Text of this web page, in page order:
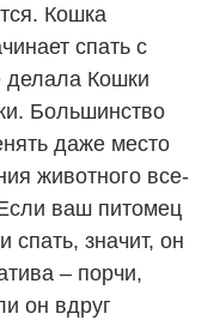
Кошка
спать с
делала Кошки
Большинство
даже место
животного все-
ваш питомец
спать, значит, он
– порчи,
он вдруг